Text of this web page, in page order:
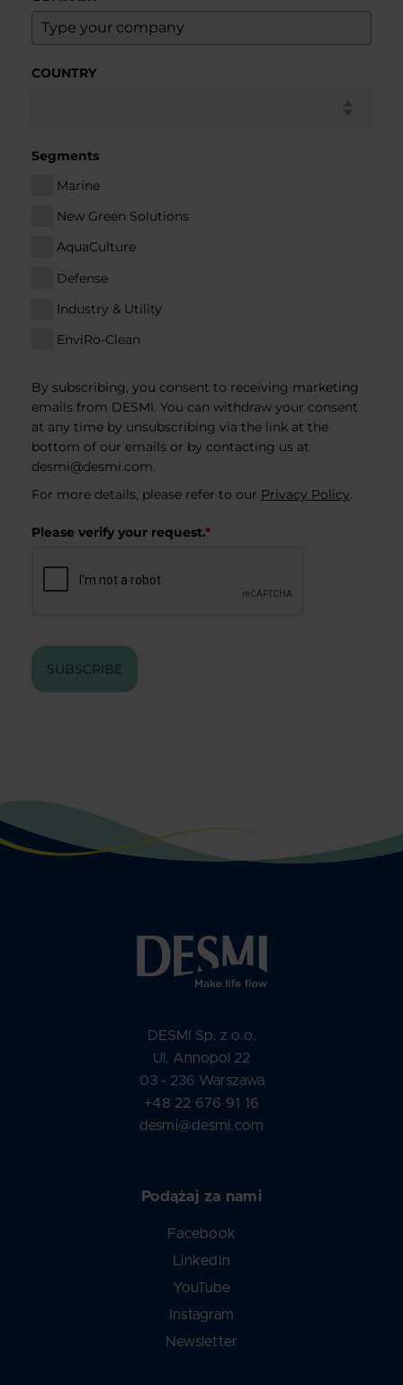
COUNTRY
Segments
Marine
New Green Solutions
AquaCulture
Defense
Industry & Utility
EnviRo-Clean
By subscribing, you consent to receiving marketing
emails from DESMI. You can withdraw your consent
at any time by unsubscribing via the link at the
bottom of our emails or by contacting us at
desmi@desmi.com
For more details, please refer to our Privacy Policy.
Please verify your request.*
SUBSCRIBE
DESMI Sp. z o.o.
Ul. Annopol 22
03 - 236 Warszawa
+48 22 676 91 16
desmi@desmi.com
Podążaj za nami
Facebook
LinkedIn
YouTube
Instagram
Newsletter